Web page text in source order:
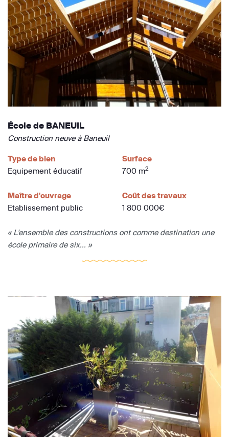
École de BANEUIL
Construction neuve à Baneuil
Type de bien
Equipement éducatif
Surface
700 m2
Maître d'ouvrage
Etablissement public
Coût des travaux
1 800 000€
« L'ensemble des constructions ont comme destination une
école primaire de six... »